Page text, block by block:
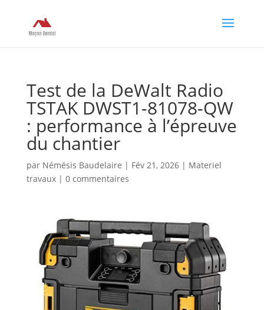
Test de la DeWalt Radio
TSTAK DWST1-81078-QW
: performance à l’épreuve
du chantier
par Némésis Baudelaire | Fév 21, 2026| Materiel
travaux| 0 commentaires